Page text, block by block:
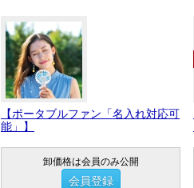
【ポータブルファン「名入れ対応可
能」】
卸価格は会員のみ公開
会員登録